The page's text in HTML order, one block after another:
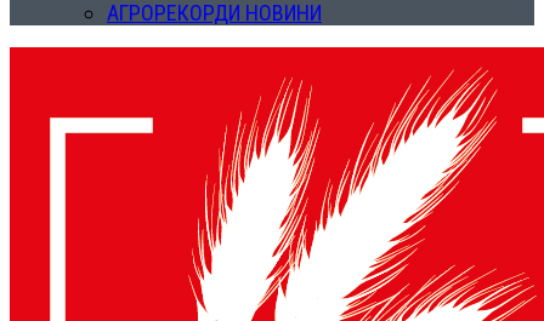
АГРОРЕКОРДИ НОВИНИ